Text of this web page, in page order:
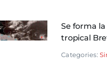
Se forma
tropical
Categories: